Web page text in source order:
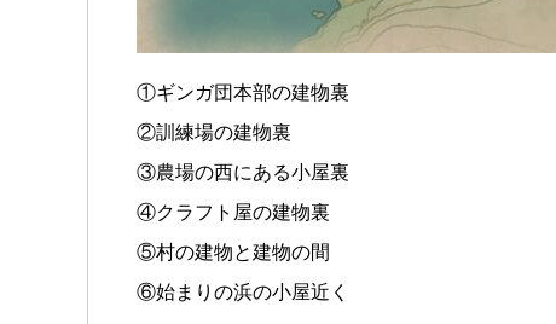
①ギンガ団本部の建物裏
②訓練場の建物裏
③農場の西にある小屋裏
④クラフト屋の建物裏
⑤村の建物と建物の間
⑥始まりの浜の小屋近く